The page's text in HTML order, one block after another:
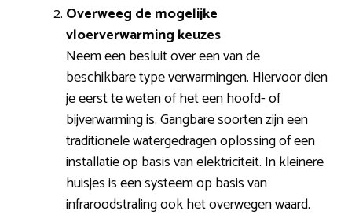
Overweeg de mogelijke
vloerverwarming keuzes
Neem een besluit over een van de
beschikbare type verwarmingen. Hiervoor dien
je eerst te weten of het een hoofd- of
bijverwarming is. Gangbare soorten zijn een
traditionele watergedragen oplossing of een
installatie op basis van elektriciteit. In kleinere
huisjes is een systeem op basis van
infraroodstraling ook het overwegen waard.